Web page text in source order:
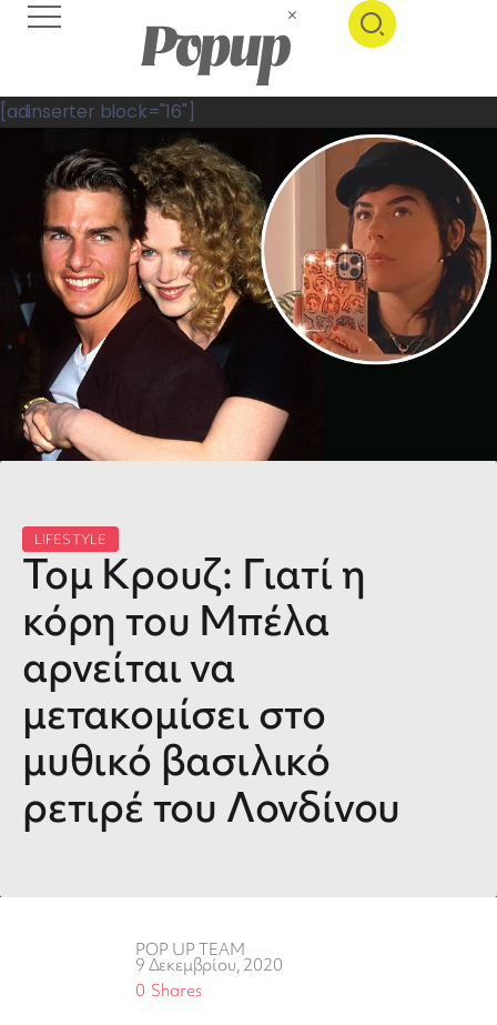
[adinserter block="16"]
LIFESTYLE
Τομ Κρουζ: Γιατί η
κόρη του Μπέλα
αρνείται να
μετακομίσει στο
μυθικό βασιλικό
ρετιρέ του Λονδίνου
POP UP TEAM
9 Δεκεμβρίου, 2020
Shares
0